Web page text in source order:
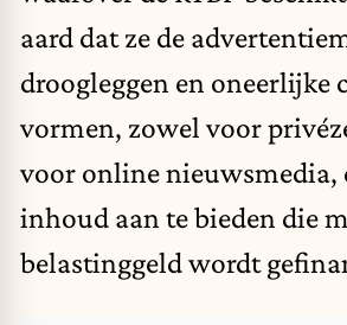
aard dat ze de
droogleggen en oneerlijke
vormen, zowel voor
voor online nieuwsmedia,
inhoud aan te bieden die
belastinggeld wordt